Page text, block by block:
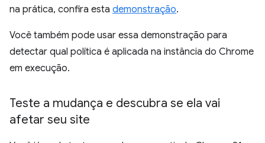
na prática, confira esta demonstração.
Você também pode usar essa demonstração para
detectar qual política é aplicada na instância do Chrome
em execução.
Teste a mudança e descubra se ela vai
afetar seu site